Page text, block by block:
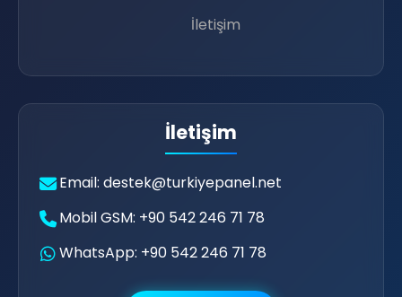
İletişim
İletişim
Email: destek@turkiyepanel.net
Mobil GSM: +90 542 246 71 78
WhatsApp: +90 542 246 71 78